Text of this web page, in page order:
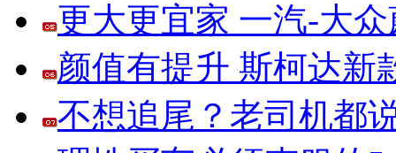
更大更宜家 一汽-大
颜值有提升 斯柯达新
不想追尾？老司机都